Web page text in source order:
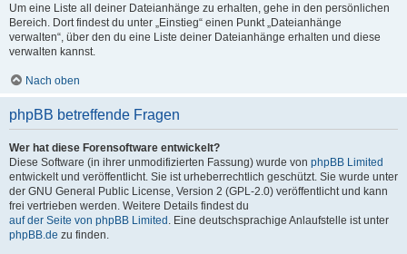
Um eine Liste all deiner Dateianhänge zu erhalten, gehe in den persönlichen
Bereich. Dort findest du unter „Einstieg“ einen Punkt „Dateianhänge
verwalten“, über den du eine Liste deiner Dateianhänge erhalten und diese
verwalten kannst.
Nach oben
phpBB betreffende Fragen
Wer hat diese Forensoftware entwickelt?
Diese Software (in ihrer unmodifizierten Fassung) wurde von phpBB Limited
entwickelt und veröffentlicht. Sie ist urheberrechtlich geschützt. Sie wurde unter
der GNU General Public License, Version 2 (GPL-2.0) veröffentlicht und kann
frei vertrieben werden. Weitere Details findest du
auf der Seite von phpBB Limited . Eine deutschsprachige Anlaufstelle ist unter
phpBB.de zu finden.